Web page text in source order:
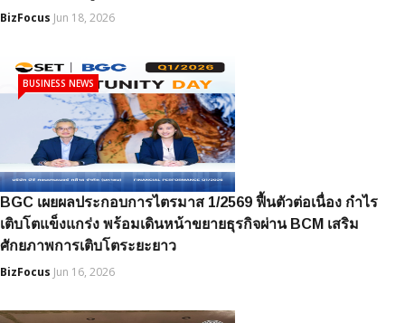
BizFocus Jun 18, 2026
BGC เผยผลประกอบการไตรมาส 1/2569 ฟื้นตัวต่อเนื่อง กำไร
เติบโตแข็งแกร่ง พร้อมเดินหน้าขยายธุรกิจผ่าน BCM เสริม
ศักยภาพการเติบโตระยะยาว
BizFocus Jun 16, 2026
BUSINESS NEWS